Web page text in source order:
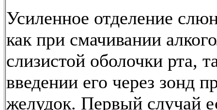
Усиленное отделение
как при смачивании
слизистой оболочки рта,
введении его через зонд
желудок. Первый случай